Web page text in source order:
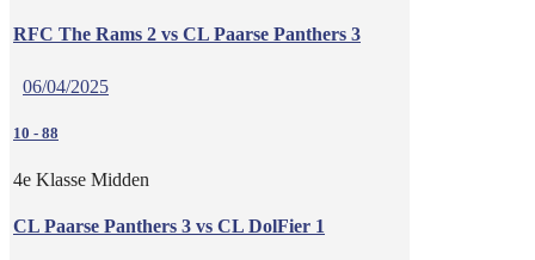
RFC The Rams 2 vs CL Paarse Panthers 3
06/04/2025
10 - 88
4e Klasse Midden
CL Paarse Panthers 3 vs CL DolFier 1